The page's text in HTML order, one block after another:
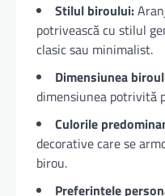
Stilul biroului:
potrivească cu stilul
clasic sau minimalist.
Dimensiunea
dimensiunea potrivită
Culorile
decorative care se
birou.
Preferințele